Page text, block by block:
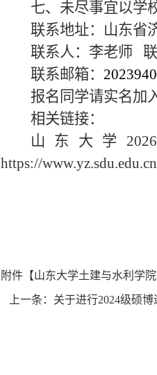
七、未尽事宜以学
联系地址：山东省
联系人：李老师
联系邮箱：
报名同学请实名加
相关链接：
山东大学 2026
https://
附件【山东大学土建与水利学
上一条： 关于进行2024级硕